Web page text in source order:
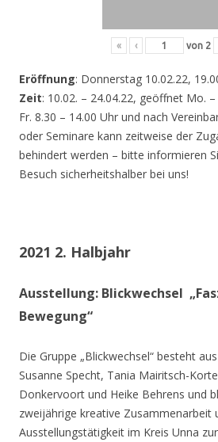
« ‹ von 2
Eröffnung: Donnerstag 10.02.22,
Zeit: 10.02. – 24.04.22, geöffnet Mo.
Fr. 8.30 – 14.00 Uhr und nach
oder Seminare kann zeitweise der
behindert werden – bitte informieren
Besuch sicherheitshalber bei uns!
2021 2. Halbjahr
Ausstellung: Blickwechsel
Bewegung“
Die Gruppe „Blickwechsel“ besteht
Susanne Specht, Tania Mairitsch-
Donkervoort und Heike Behrens und
zweijährige kreative Zusammenarbeit
Ausstellungstätigkeit im Kreis Unna